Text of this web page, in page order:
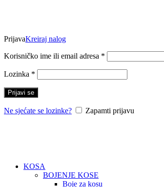
PrijavaKreiraj nalog
Korisničko ime ili email adresa *
Lozinka *
Prijavi se
Ne sjećate se lozinke? Zapamti prijavu
KOSA
BOJENJE KOSE
Boje za kosu